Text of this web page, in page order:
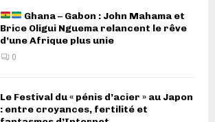
Ghana – Gabon : John Mahama et
Brice Oligui Nguema relancent le rêve
d’une Afrique plus unie
0
Le Festival du « pénis d’acier » au Japon
: entre croyances, fertilité et